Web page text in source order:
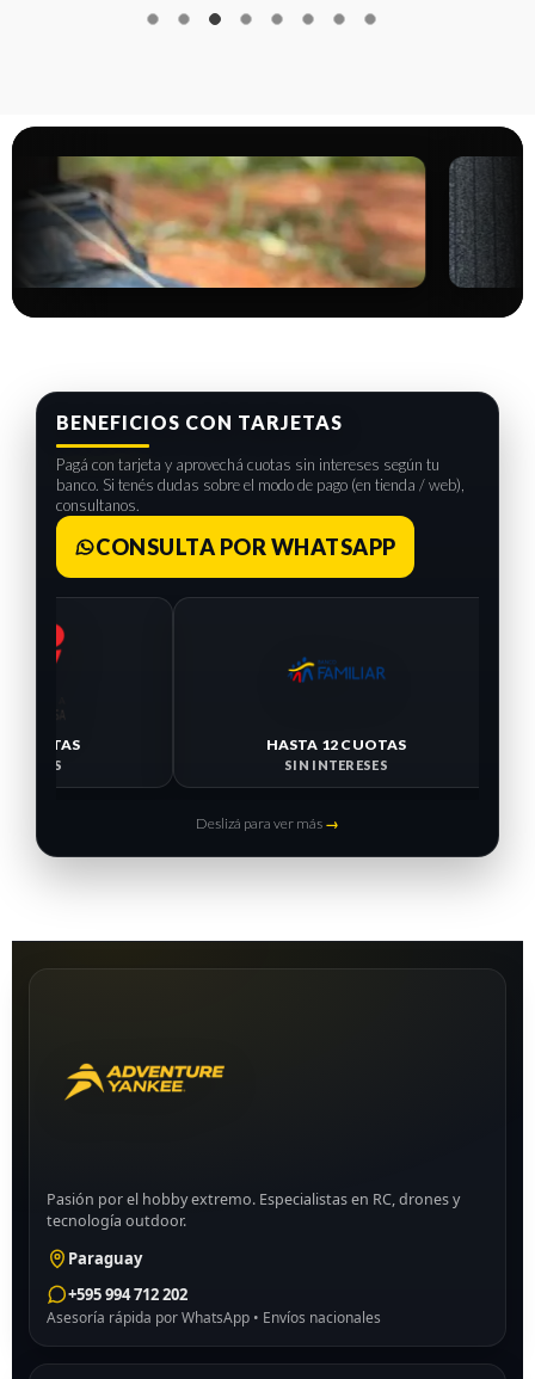
BENEFICIOS CON TARJETAS
Pagá con tarjeta y aprovechá cuotas sin intereses según tu
banco. Si tenés dudas sobre el modo de pago (en tienda / web),
consultanos.
CONSULTA POR WHATSAPP
HASTA 12 CUOTAS
SIN INTERESES
Deslizá para ver más →
Pasión por el hobby extremo. Especialistas en RC, drones y
tecnología outdoor.
Paraguay
+595 994 712 202
Asesoría rápida por WhatsApp • Envíos nacionales